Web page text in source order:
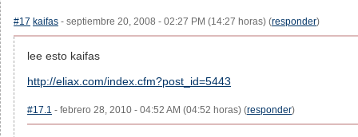
#17 kaifas - septiembre 20, 2008 - 02:27 PM (14:27 horas) (responder)
lee esto kaifas
http://eliax.com/index.cfm?post_id=5443
#17.1 - febrero 28, 2010 - 04:52 AM (04:52 horas) (responder)